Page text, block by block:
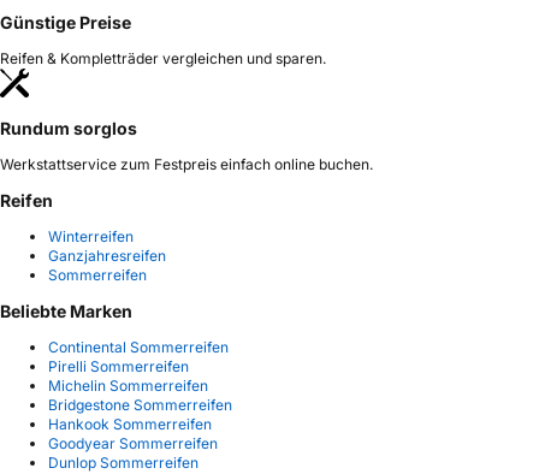
Günstige Preise
Reifen & Kompletträder vergleichen und sparen.
Rundum sorglos
Werkstattservice zum Festpreis einfach online buchen.
Reifen
Winterreifen
Ganzjahresreifen
Sommerreifen
Beliebte Marken
Continental Sommerreifen
Pirelli Sommerreifen
Michelin Sommerreifen
Bridgestone Sommerreifen
Hankook Sommerreifen
Goodyear Sommerreifen
Dunlop Sommerreifen